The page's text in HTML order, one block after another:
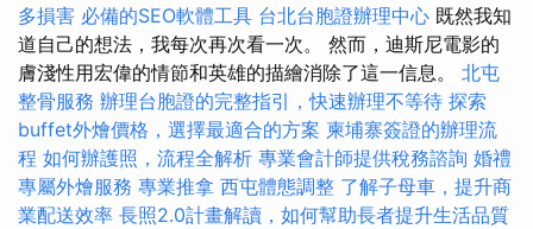
多損害 必備的SEO軟體工具 台北台胞證辦理中心 既然我知
道自己的想法，我每次再次看一次。 然而，迪斯尼電影的
膚淺性用宏偉的情節和英雄的描繪消除了這一信息。 北屯
整骨服務 辦理台胞證的完整指引，快速辦理不等待 探索
buffet外燴價格，選擇最適合的方案 柬埔寨簽證的辦理流
程 如何辦護照，流程全解析 專業會計師提供稅務諮詢 婚禮
專屬外燴服務 專業推拿 西屯體態調整 了解子母車，提升商
業配送效率 長照2.0計畫解讀，如何幫助長者提升生活品質